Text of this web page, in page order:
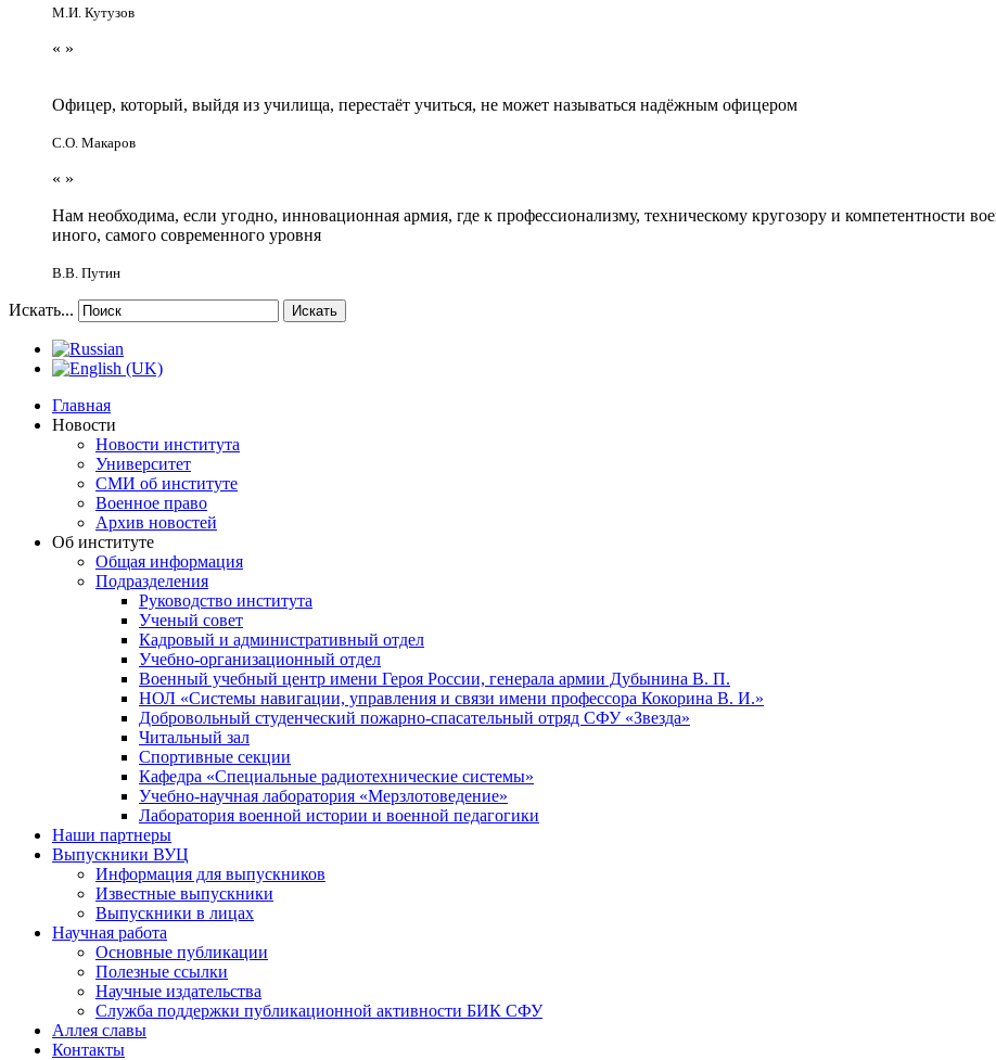
М.И. Кутузов
« »
Офицер, который, выйдя из училища, перестаёт учиться, не может называться надёжным офицером
С.О. Макаров
« »
Нам необходима, если угодно, инновационная армия, где к профессионализму, техническому кругозору и компетентности
иного, самого современного уровня
В.В. Путин
Искать... Искать
Главная
Новости
Новости института
Университет
СМИ об институте
Военное право
Архив новостей
Об институте
Общая информация
Подразделения
Руководство института
Ученый совет
Кадровый и административный отдел
Учебно-организационный отдел
Военный учебный центр имени Героя России, генерала армии Дубынина В. П.
НОЛ «Системы навигации, управления и связи имени профессора Кокорина В. И.»
Добровольный студенческий пожарно-спасательный отряд СФУ «Звезда»
Читальный зал
Спортивные секции
Кафедра «Специальные радиотехнические системы»
Учебно-научная лаборатория «Мерзлотоведение»
Лаборатория военной истории и военной педагогики
Наши партнеры
Выпускники ВУЦ
Информация для выпускников
Известные выпускники
Выпускники в лицах
Научная работа
Основные публикации
Полезные ссылки
Научные издательства
Служба поддержки публикационной активности БИК СФУ
Аллея славы
Контакты